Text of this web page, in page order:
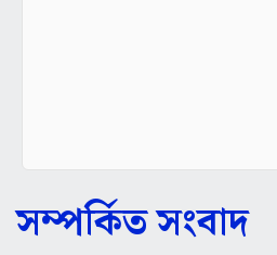
সম্পর্কিত সংবাদ